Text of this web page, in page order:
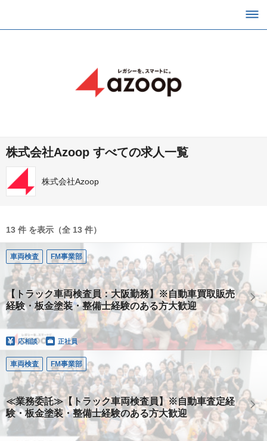
株式会社Azoop すべての求人一覧
株式会社Azoop
13 件 を表示（全 13 件）
車両検査 FM事業部
【トラック車両検査員：大阪勤務】※自動車買取販売
経験・板金塗装・整備士経験のある方大歓迎
応相談 正社員
車両検査 FM事業部
≪業務委託≫【トラック車両検査員】※自動車査定経
験・板金塗装・整備士経験のある方大歓迎